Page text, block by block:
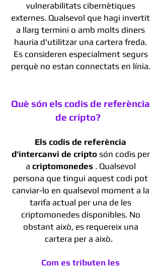
vulnerabilitats cibernètiques
externes. Qualsevol que hagi invertit
a llarg termini o amb molts diners
hauria d'utilitzar una cartera freda.
Es consideren especialment segurs
perquè no estan connectats en línia.
Què són els codis de referència
de cripto?
Els codis de referència
d'intercanvi de criptosón codis per
a criptomonedes. Qualsevol
persona que tingui aquest codi pot
canviar-lo en qualsevol moment a la
tarifa actual per una de les
criptomonedes disponibles. No
obstant això, es requereix una
cartera per a això.
Com es tributen les